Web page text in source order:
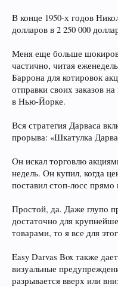
В конце 1950-х годов
долларов в 2 250 000
Меня еще больше
частично, читая
Баррона для котировок
отправки своих заказов
в Нью-Йорке.
Вся стратегия Дарваса
прорыва: «Шкатулка
Он искал торговлю
недель. Он купил, когда
поставил стоп-лосс
Простой, да. Даже глупо
достаточно для
товарами, то я все для
Easy Darvas Box также
визуальные
разрывается вверх или